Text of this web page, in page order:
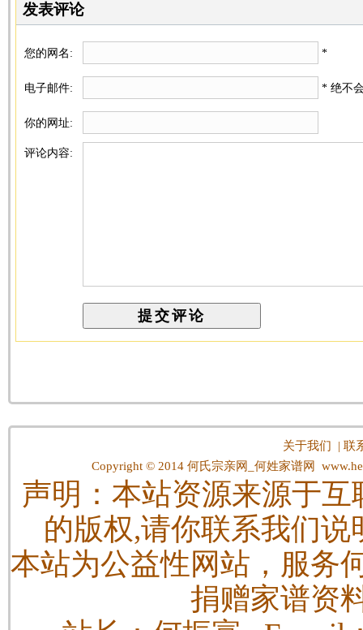
发表评论
您的网名: *
电子邮件: * 绝不
你的网址:
评论内容:
关于我们 |联
Copyright © 2014 何氏宗亲网_何姓家谱网
声明：本站资源来源于
的版权,请你联系我们
本站为公益性网站，服务
捐赠家谱资